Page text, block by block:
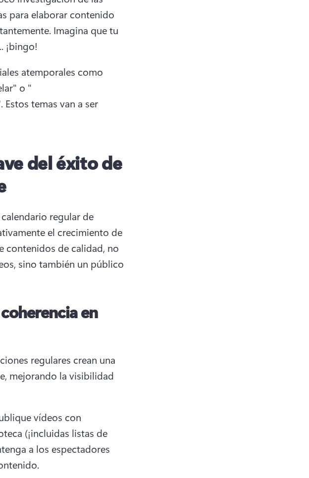
para elaborar contenido
Imagina que tu
¡bingo!
atemporales como
o "
Estos temas van a ser
del éxito de
regular de
el crecimiento de
contenidos de calidad, no
sino también un público
en
regulares crean una
mejorando la visibilidad
vídeos con
(¡incluidas listas de
a los espectadores